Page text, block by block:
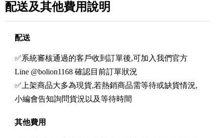
配送及其他費用說明
配送
✅系統審核通過的客戶收到訂單後,可加入我們官方
Line @bolion1168 確認目前訂單狀況
✅上架商品大多為現貨,若熱銷商品需等待或缺貨情況,
小編會告知詢問貨況以及等待時間
其他費用